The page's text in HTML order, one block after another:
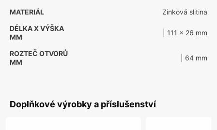
MATERIÁL
Zinková slitina
DÉLKA X VÝŠKA
MM
| 111 x 26 mm
ROZTEČ OTVORŮ
MM
| 64 mm
Doplňkové výrobky a příslušenství